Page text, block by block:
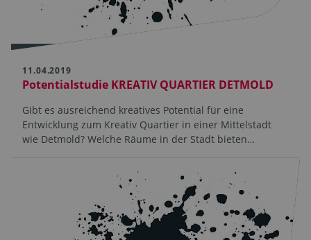
11.04.2019
Potentialstudie KREATIV QUARTIER DETMOLD
Gibt es ausreichend kreatives Potential für eine
Entwicklung zum Kreativ Quartier in einer Mittelstadt
wie Detmold? Welche Räume in der Stadt bieten…